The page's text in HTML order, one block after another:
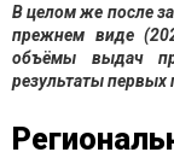
В целом же после
прежнем виде
объёмы выдач
результаты первых